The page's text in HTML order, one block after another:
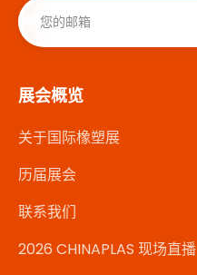
展会概览
关于国际橡塑展
历届展会
联系我们
2026 CHINAPLAS 现场直播